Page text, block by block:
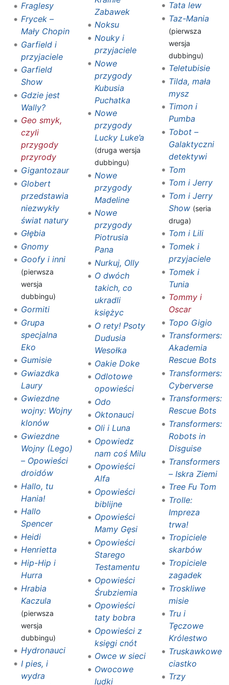
Fraglesy
Frycek –
Mały Chopin
Garfield i
przyjaciele
Garfield
Show
Gdzie jest
Wally?
Geo smyk,
czyli
przygody
przyrody
Gigantozaur
Globert
przedstawia
niezwykły
świat natury
Głębia
Gnomy
Goofy i inni
(pierwsza
wersja
dubbingu)
Gormiti
Grupa
specjalna
Eko
Gumisie
Gwiazdka
Laury
Gwiezdne
wojny: Wojny
klonów
Gwiezdne
Wojny (Lego)
– Opowieści
droidów
Hallo, tu
Hania!
Hallo
Spencer
Heidi
Henrietta
Hip-Hip i
Hurra
Hrabia
Kaczula
(pierwsza
wersja
dubbingu)
Hydronauci
I pies, i
wydra
Zabawek
Noksu
Nouky i
przyjaciele
Nowe
przygody
Kubusia
Puchatka
Nowe
przygody
Lucky Luke’a
(druga wersja
dubbingu)
Nowe
przygody
Madeline
Nowe
przygody
Piotrusia
Pana
Nurkuj, Olly
O dwóch
takich, co
ukradli
księżyc
O rety! Psoty
Dudusia
Wesołka
Oakie Doke
Odlotowe
opowieści
Odo
Oktonauci
Oli i Luna
Opowiedz
nam coś Milu
Opowieści
Alfa
Opowieści
biblijne
Opowieści
Mamy Gęsi
Opowieści
Starego
Testamentu
Opowieści
Śrubziemia
Opowieści
taty bobra
Opowieści z
księgi cnót
Owce w sieci
Owocowe
ludki
Tata lew
Taz-Mania
(pierwsza
wersja
dubbingu)
Teletubisie
Tilda, mała
mysz
Timon i
Pumba
Tobot –
Galaktyczni
detektywi
Tom
Tom i Jerry
Tom i Jerry
Show (seria
druga)
Tom i Lili
Tomek i
przyjaciele
Tomek i
Tunia
Tommy i
Oscar
Topo Gigio
Transformers:
Akademia
Rescue Bots
Transformers:
Cyberverse
Transformers:
Rescue Bots
Transformers:
Robots in
Disguise
Transformers
– Iskra Ziemi
Tree Fu Tom
Trolle:
Impreza
trwa!
Tropiciele
skarbów
Tropiciele
zagadek
Troskliwe
misie
Tru i
Tęczowe
Królestwo
Truskawkowe
ciastko
Trzy